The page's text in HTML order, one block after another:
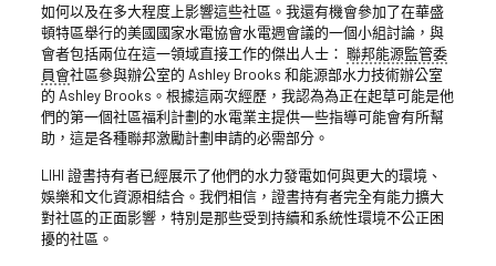
如何以及在多大程度上影響這些社區。我還有機會參加了在華盛
頓特區舉行的美國國家水電協會水電週會議的一個小組討論，與
會者包括兩位在這一領域直接工作的傑出人士： 聯邦能源監管委
員會社區參與辦公室的 Ashley Brooks 和能源部水力技術辦公室
的 Ashley Brooks。根據這兩次經歷，我認為為正在起草可能是他
們的第一個社區福利計劃的水電業主提供一些指導可能會有所幫
助，這是各種聯邦激勵計劃申請的必需部分。
LIHI 證書持有者已經展示了他們的水力發電如何與更大的環境、
娛樂和文化資源相結合。我們相信，證書持有者完全有能力擴大
對社區的正面影響，特別是那些受到持續和系統性環境不公正困
擾的社區。